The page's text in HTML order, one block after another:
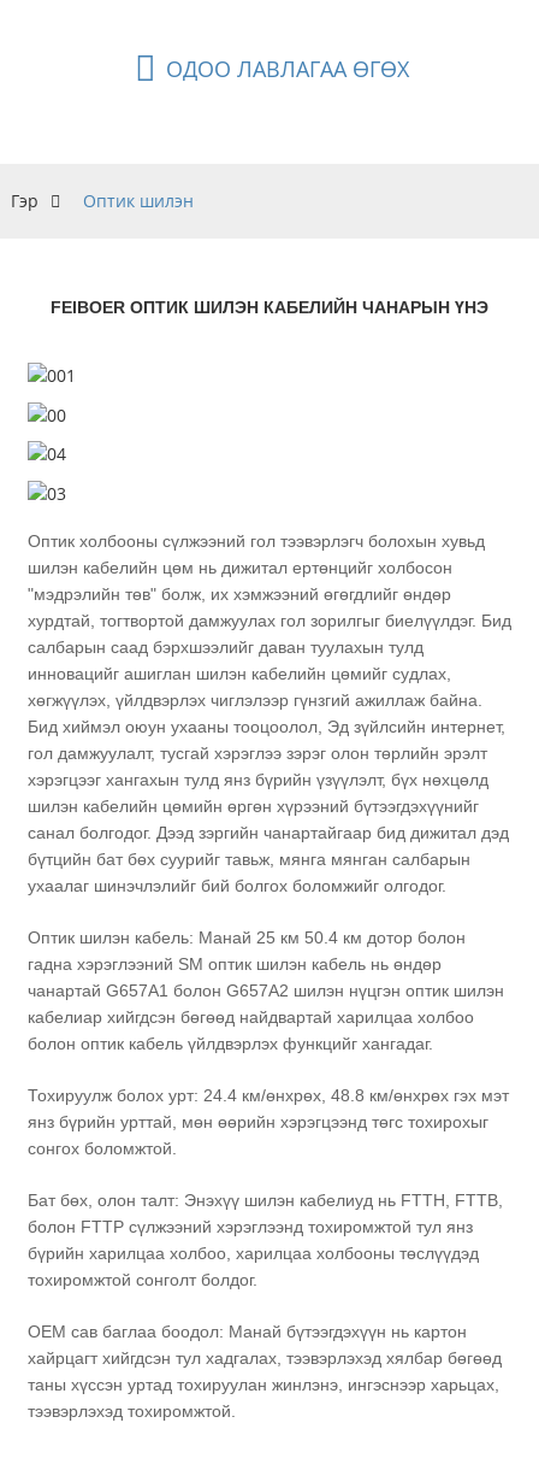
ОДОО ЛАВЛАГАА ӨГӨХ
Гэр Оптик шилэн
FEIBOER ОПТИК ШИЛЭН КАБЕЛИЙН ЧАНАРЫН ҮНЭ
Оптик холбооны сүлжээний гол тээвэрлэгч болохын хувьд
шилэн кабелийн цөм нь дижитал ертөнцийг холбосон
"мэдрэлийн төв" болж, их хэмжээний өгөгдлийг өндөр
хурдтай, тогтвортой дамжуулах гол зорилгыг биелүүлдэг. Бид
салбарын саад бэрхшээлийг даван туулахын тулд
инновацийг ашиглан шилэн кабелийн цөмийг судлах,
хөгжүүлэх, үйлдвэрлэх чиглэлээр гүнзгий ажиллаж байна.
Бид хиймэл оюун ухааны тооцоолол, Эд зүйлсийн интернет,
гол дамжуулалт, тусгай хэрэглээ зэрэг олон төрлийн эрэлт
хэрэгцээг хангахын тулд янз бүрийн үзүүлэлт, бүх нөхцөлд
шилэн кабелийн цөмийн өргөн хүрээний бүтээгдэхүүнийг
санал болгодог. Дээд зэргийн чанартайгаар бид дижитал дэд
бүтцийн бат бөх суурийг тавьж, мянга мянган салбарын
ухаалаг шинэчлэлийг бий болгох боломжийг олгодог.
Оптик шилэн кабель: Манай 25 км 50.4 км дотор болон
гадна хэрэглээний SM оптик шилэн кабель нь өндөр
чанартай G657A1 болон G657A2 шилэн нүцгэн оптик шилэн
кабелиар хийгдсэн бөгөөд найдвартай харилцаа холбоо
болон оптик кабель үйлдвэрлэх функцийг хангадаг.
Тохируулж болох урт: 24.4 км/өнхрөх, 48.8 км/өнхрөх гэх мэт
янз бүрийн урттай, мөн өөрийн хэрэгцээнд төгс тохирохыг
сонгох боломжтой.
Бат бөх, олон талт: Энэхүү шилэн кабелиуд нь FTTH, FTTB,
болон FTTP сүлжээний хэрэглээнд тохиромжтой тул янз
бүрийн харилцаа холбоо, харилцаа холбооны төслүүдэд
тохиромжтой сонголт болдог.
OEM сав баглаа боодол: Манай бүтээгдэхүүн нь картон
хайрцагт хийгдсэн тул хадгалах, тээвэрлэхэд хялбар бөгөөд
таны хүссэн уртад тохируулан жинлэнэ, ингэснээр харьцах,
тээвэрлэхэд тохиромжтой.